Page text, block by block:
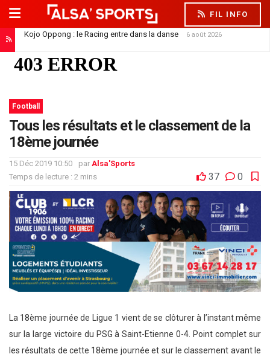
FIL INFO
Kojo Oppong : le Racing entre dans la danse 6 août 2026
Football
Tous les résultats et le classement de la
18ème journée
15 Déc 2019 10:50 par Alsa'Sports
Temps de lecture : 2 mins
37 0
La 18ème journée de Ligue 1 vient de se clôturer à l’instant même
sur la large victoire du PSG à Saint-Etienne 0-4. Point complet sur
les résultats de cette 18ème journée et sur le classement avant le